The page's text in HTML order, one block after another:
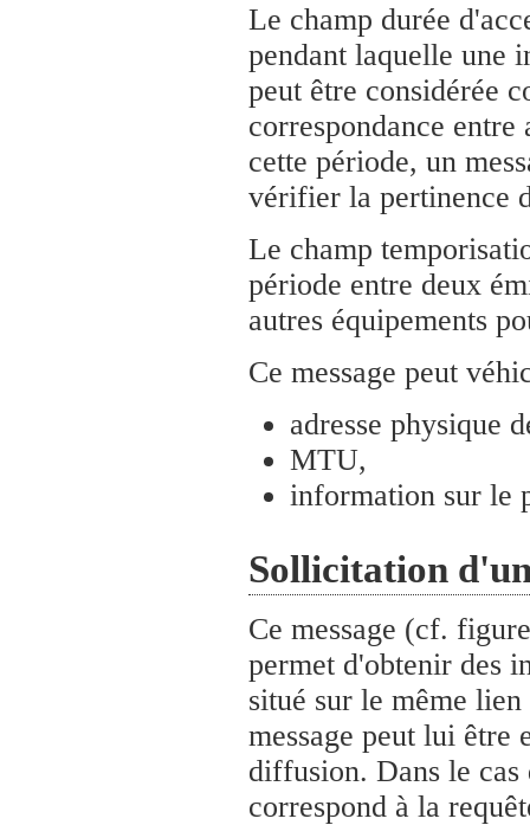
Le champ durée
pendant laquelle une
peut être considérée
correspondance entre
cette période, un
vérifier la pertinence
Le champ
période entre deux
autres équipements
Ce message peut
adresse physique
MTU,
information sur le
Sollicitation
Ce message (cf.
permet d'obtenir des
situé sur le même
message peut lui être
diffusion. Dans le cas
correspond à la